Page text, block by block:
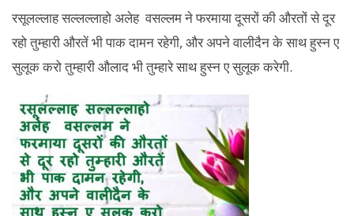
रसूलल्लाह सल्लल्लाहो अलेह वसल्लम ने फरमाया दूसरों की औरतों से दूर
रहो तुम्हारी औरतें भी पाक दामन रहेगी, और अपने वालीदैन के साथ हुस्न ए
सुलूक करो तुम्हारी औलाद भी तुम्हारे साथ हुस्न ए सुलूक करेगी.